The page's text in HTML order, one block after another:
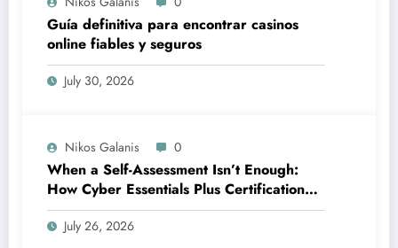
Guía definitiva para encontrar casinos
online fiables y seguros
July 30, 2026
Nikos Galanis 0
When a Self-Assessment Isn’t Enough:
How Cyber Essentials Plus Certification
Proves Your Security Posture in the Real
World
July 26, 2026